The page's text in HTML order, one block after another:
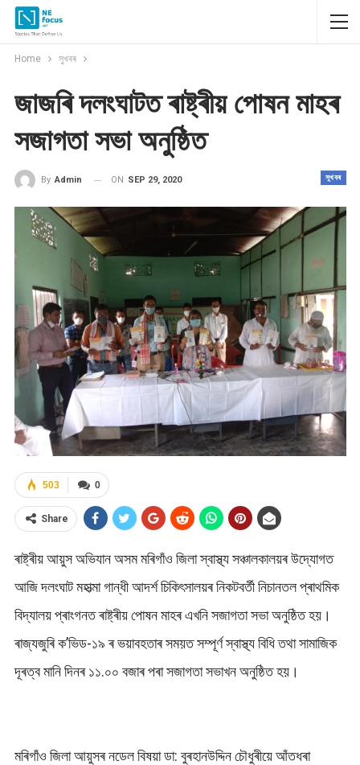
Home সুখবৰ
জাজৰি দলংঘাটত ৰাষ্ট্ৰীয় পোষন মাহৰ
সজাগতা সভা অনুষ্ঠিত
সুখবৰ
By Admin ON SEP 29, 2020
0
503
Share
ৰাষ্ট্ৰীয় আয়ুস অভিযান অসম মৰিগাঁও জিলা স্বাস্থ্য সঞ্চালকালয়ৰ উদ্যোগত
আজি দলংঘাট মহাত্মা গান্ধী আদৰ্শ চিকিৎসালয়ৰ নিকটবৰ্তী নিচানতল প্ৰাথমিক
বিদ্যালয় প্ৰাংগনত ৰাষ্ট্ৰীয় পোষন মাহৰ এখনি সজাগতা সভা অনুষ্ঠিত হয়।
ৰাজ্যজুৰি ক’ভিড-১৯ ৰ ভয়াবহতাৰ সময়ত সম্পূৰ্ণ স্বাস্থ্য বিধি তথা সামাজিক
দূৰত্ব মানি দিনৰ ১১.০০ বজাৰ পৰা সজাগতা সভাখন অনুষ্ঠিত হয়।
মৰিগাঁও জিলা আয়ুসৰ নডেল বিষয়া ডা: বুৰহানউদ্দিন চৌধুৰীয়ে আঁতধৰা